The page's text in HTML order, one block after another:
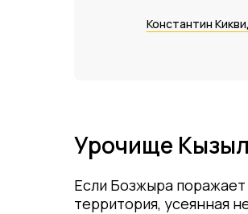
Константин
Урочище
Если Бозжыра
территория, усеянная